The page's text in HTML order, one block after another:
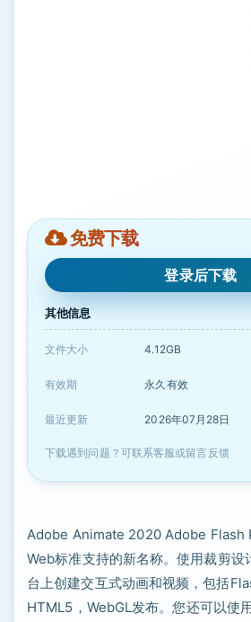
免费下载
登录后下载
其他信息
文件大小 4.12GB
有效期 永久有效
最近更新 2026年07月28日
下载遇到问题？可联系客服或留言反馈
Adobe Animate 2020 Adob​​e Flash
Web标准支持的新名称。使用裁剪设
台上创建交互式动画和视频，包括
HTML5，WebGL发布。您还可以使